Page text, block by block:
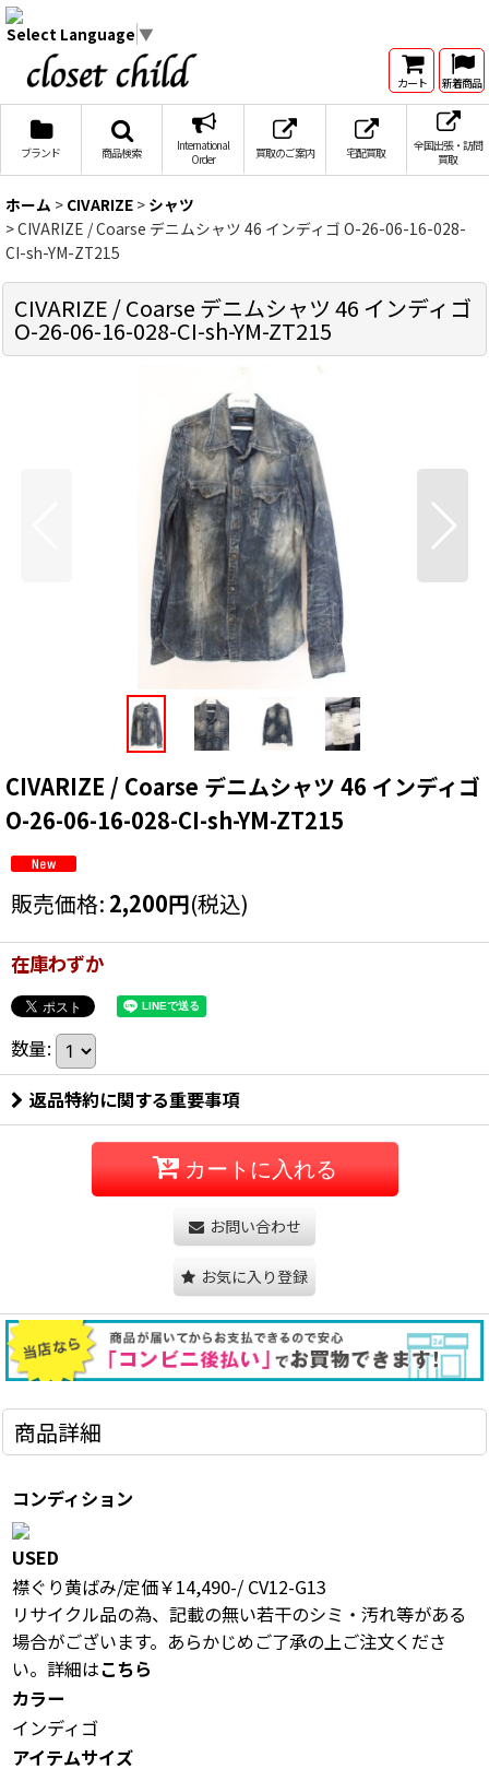
Select Language ▼
カート 新着商品
ブランド 商品検索
International
Order
買取のご案内 宅配買取
全国出張・訪問
買取
ホーム > CIVARIZE > シャツ
>CIVARIZE / Coarse デニムシャツ 46 インディゴ O-26-06-16-028-
CI-sh-YM-ZT215
CIVARIZE / Coarse デニムシャツ 46 インディゴ
O-26-06-16-028-CI-sh-YM-ZT215
CIVARIZE / Coarse デニムシャツ 46 インディゴ
O-26-06-16-028-CI-sh-YM-ZT215
販売価格: 2,200円(税込)
在庫わずか
数量:
返品特約に関する重要事項
カートに入れる
お問い合わせ
お気に入り登録
商品詳細
コンディション
USED
襟ぐり黄ばみ/定価￥14,490-/ CV12-G13
リサイクル品の為、記載の無い若干のシミ・汚れ等がある
場合がございます。あらかじめご了承の上ご注文くださ
い。詳細はこちら
カラー
インディゴ
アイテムサイズ